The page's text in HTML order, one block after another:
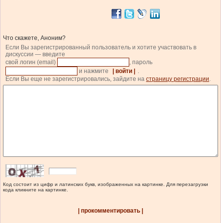
Что скажете, Аноним?
Если Вы зарегистрированный пользователь и хотите участвовать в
дискуссии — введите
свой логин (email)
, пароль
и нажмите
| войти |
.
Если Вы еще не зарегистрировались, зайдите на страницу регистрации.
Код состоит из цифр и латинских букв, изображенных на картинке. Для перезагрузки
кода кликните на картинке.
| прокомментировать |